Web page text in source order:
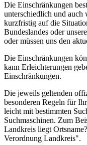
Die Einschränkungen
unterschiedlich und auch
kurzfristig auf die
Bundeslandes oder
oder müssen uns den
Die Einschränkungen
kann Erleichterungen
Einschränkungen.
Die jeweils geltenden
besonderen Regeln für
leicht mit bestimmten
Suchmaschinen. Zum
Landkreis liegt
Verordnung Landkreis".